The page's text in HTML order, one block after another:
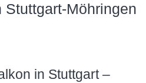
Möhringen
in Stuttgart –